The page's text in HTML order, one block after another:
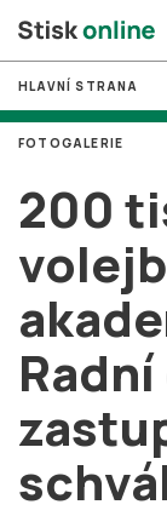
# MUNI
# Brno
# volby
login PŘIHLÁSIT
Zapomněli jste heslo?
HLAVNÍ STRANA
200
FOTOGALERIE